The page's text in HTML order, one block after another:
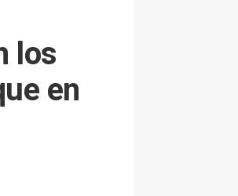
los
en